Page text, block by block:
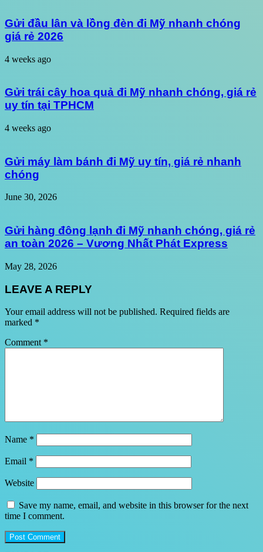
Gửi đầu lân và lồng đèn đi Mỹ nhanh chóng
giá rẻ 2026
4 weeks ago
Gửi trái cây hoa quả đi Mỹ nhanh chóng, giá rẻ
uy tín tại TPHCM
4 weeks ago
Gửi máy làm bánh đi Mỹ uy tín, giá rẻ nhanh
chóng
June 30, 2026
Gửi hàng đông lạnh đi Mỹ nhanh chóng, giá rẻ
an toàn 2026 – Vương Nhất Phát Express
May 28, 2026
LEAVE A REPLY
Your email address will not be published. Required fields are
marked *
Comment *
Name *
Email *
Website
Save my name, email, and website in this browser for the next
time I comment.